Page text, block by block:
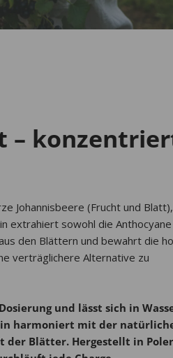
Johannisbeere (Frucht und Blatt),
extrahiert sowohl die Anthocyane
den Blättern und bewahrt die
verträglichere Alternative zu
und lässt sich in
harmoniert mit der
Blätter. Hergestellt in